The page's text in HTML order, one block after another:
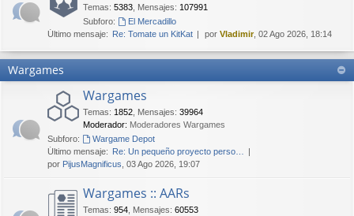
Temas: 5383 Mensajes: 107991
Subforo:
El Mercadillo
Último mensaje: Re: Tomate un KitKat por Vladimir, 02 Ago 2026, 18:14
Wargames
Wargames
Temas: 1852 Mensajes: 39964
Moderador: Moderadores Wargames
Subforo:
Wargame Depot
Último mensaje: Re: Un pequeño proyecto perso…
por PijusMagnificus , 03 Ago 2026, 19:07
Wargames :: AARs
Temas: 954 Mensajes: 60553